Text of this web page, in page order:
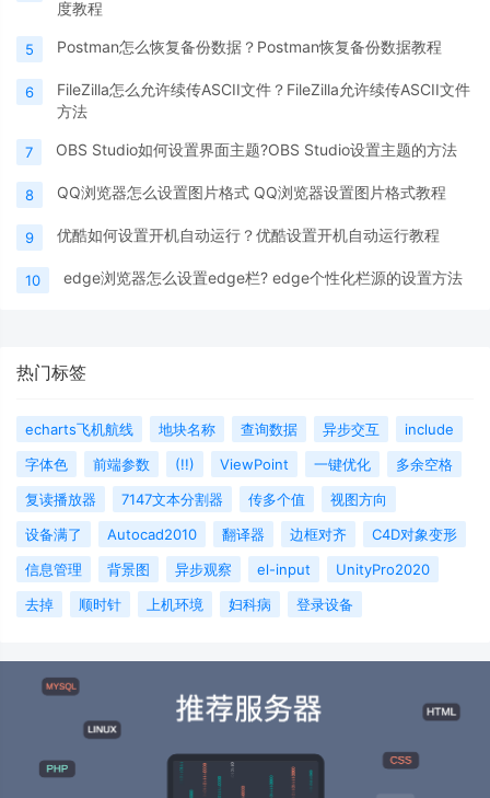
度教程
5 Postman怎么恢复备份数据？Postman恢复备份数据教程
6
FileZilla怎么允许续传ASCII文件？FileZilla允许续传ASCII文件
方法
7 OBS Studio如何设置界面主题?OBS Studio设置主题的方法
8 QQ浏览器怎么设置图片格式 QQ浏览器设置图片格式教程
9 优酷如何设置开机自动运行？优酷设置开机自动运行教程
10 edge浏览器怎么设置edge栏? edge个性化栏源的设置方法
热门标签
echarts飞机航线 地块名称 查询数据 异步交互
include
字体色
前端参数 (!!) ViewPoint 一键优化
多余空格
复读播放器
7147文本分割器 传多个值
视图方向
设备满了
Autocad2010 翻译器 边框对齐
C4D对象变形
信息管理
背景图 异步观察 el-input
UnityPro2020
去掉
顺时针 上机环境 妇科病 登录设备